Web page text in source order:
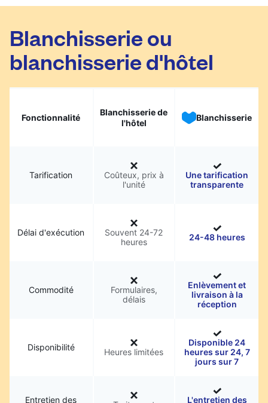
Blanchisserie ou
blanchisserie d'hôtel
Fonctionnalité
Blanchisserie de
l'hôtel
Blanchisserie
Tarification
Coûteux, prix à
l'unité
Une tarification
transparente
Délai d'exécution
Souvent 24-72
heures
24-48 heures
Commodité
Formulaires,
délais
Enlèvement et
livraison à la
réception
Disponibilité Heures limitées
Disponible 24
heures sur 24, 7
jours sur 7
Entretien des L'entretien des